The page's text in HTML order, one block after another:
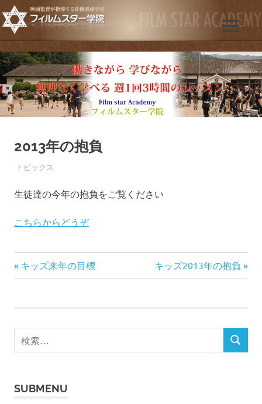
ン
ン
ツ
へ
ス
キ
ッ
フ
ィ
ル
ム
ス
院
映
画
の
俳
優・
女
優・
子
目
指
す
に
監
プ
ロ
デ
ー
が
本
な
MENU
2013年の抱負
2013年1月1日
FILMSTAR
トピックス
生徒達の今年の抱負をご覧ください
こちらからどうぞ
投
ビ
ー
前
の
キッズ来年の目標
次
の
キッズ2013年の抱負
検
索
検
SUBMENU